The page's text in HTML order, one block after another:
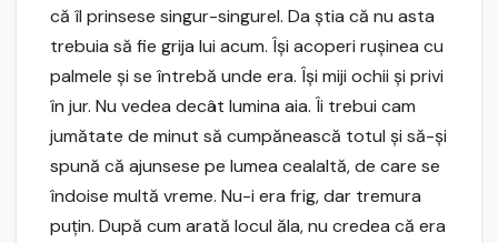
că îl prinsese singur-singurel. Da ştia că nu asta
trebuia să fie grija lui acum. Îşi acoperi ruşinea cu
palmele şi se întrebă unde era. Îşi miji ochii şi privi
în jur. Nu vedea decât lumina aia. Îi trebui cam
jumătate de minut să cumpănească totul şi să-şi
spună că ajunsese pe lumea cealaltă, de care se
îndoise multă vreme. Nu-i era frig, dar tremura
puţin. După cum arată locul ăla, nu credea că era